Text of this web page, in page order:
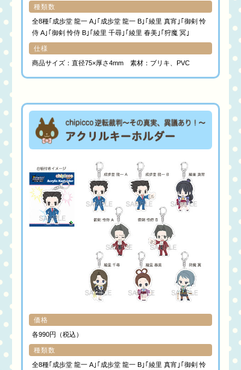
種類数
全8種｢成歩堂 龍一 A｣｢成歩堂 龍一 B｣｢綾里 真宵｣｢御剣 怜
侍 A｣｢御剣 怜侍 B｣｢綾里 千尋｣｢綾里 春美｣｢狩魔 冥｣
仕様
商品サイズ：直径75×厚さ4mm 素材：ブリキ、PVC
価格
各990円（税込）
種類数
全8種｢成歩堂 龍一 A｣｢成歩堂 龍一 B｣｢綾里 真宵｣｢御剣 怜